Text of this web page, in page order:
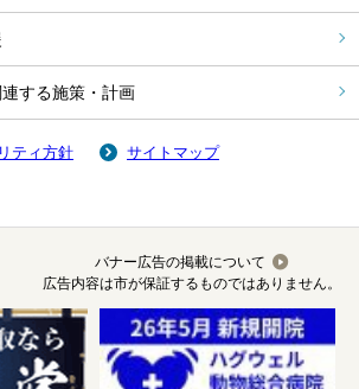
する施策・計画
ティ方針 サイトマップ
バナー広告の掲載について
広告内容は市が保証するものではありません。